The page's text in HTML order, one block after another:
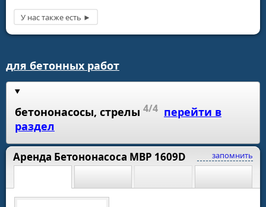
для бетонных работ
бетононасосы, стрелы 4/4 перейти в
раздел
запомнить
Аренда Бетононасоса MBP 1609D